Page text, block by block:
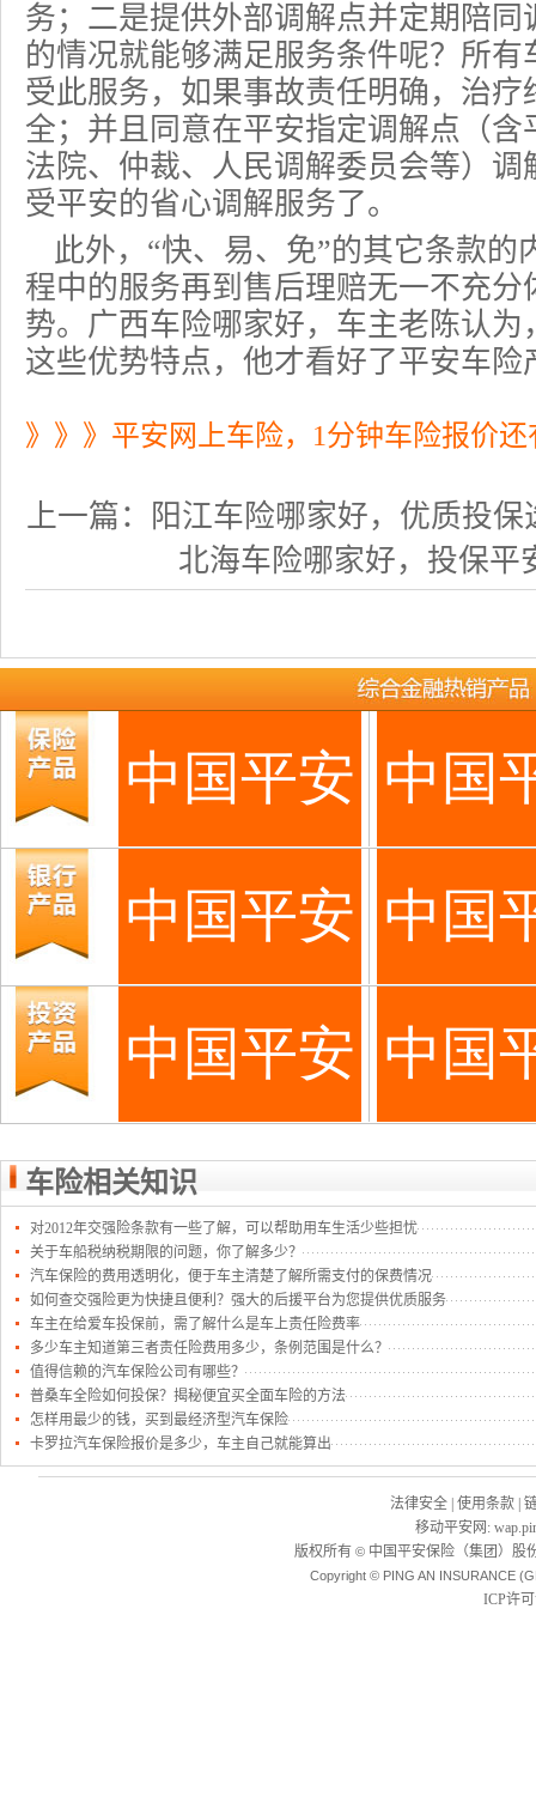
务；二是提供外部调解点并定期陪
的情况就能够满足服务条件呢？所
受此服务，如果事故责任明确，治
全；并且同意在平安指定调解点（
法院、仲裁、人民调解委员会等）
受平安的省心调解服务了。
此外，“快、易、免”的其它条款
程中的服务再到售后理赔无一不充分
势。广西车险哪家好，车主老陈认
这些优势特点，他才看好了平安车险
》》》平安网上车险，1分钟车险报价
上一篇：
阳江车险哪家好，优质投保
北海车险哪家好，投保平
车险相关知识
对2012年交强险条款有一些了解，可以帮助用车生活少些担忧
关于车船税纳税期限的问题，你了解多少？
汽车保险的费用透明化，便于车主清楚了解所需支付的保费情况
如何查交强险更为快捷且便利？强大的后援平台为您提供优质服务
车主在给爱车投保前，需了解什么是车上责任险费率
多少车主知道第三者责任险费用多少，条例范围是什么？
值得信赖的汽车保险公司有哪些？
普桑车全险如何投保？揭秘便宜买全面车险的方法
怎样用最少的钱，买到最经济型汽车保险
卡罗拉汽车保险报价是多少，车主自己就能算出
法律安全 使用条款
移动平安网 :
版权所有 ©中国平安保险（集团）股
Copyright © PING AN INSURANCE
ICP许